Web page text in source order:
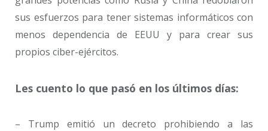
sus esfuerzos para tener sistemas informáticos con
menos dependencia de EEUU y para crear sus
propios ciber-ejércitos.
Les cuento lo que pasó en los últimos días:
– Trump emitió un decreto prohibiendo a las